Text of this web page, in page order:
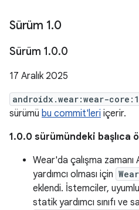
Sürüm 1.0
Sürüm 1.0.0
17 Aralık 2025
androidx.wear:wear-
sürümü bu commit'leri içerir.
1.0.0 sürümündeki başlıca
Wear'da çalışma
yardımcı olması için
eklendi. İstemciler,
statik yardımcı sınıfı ve